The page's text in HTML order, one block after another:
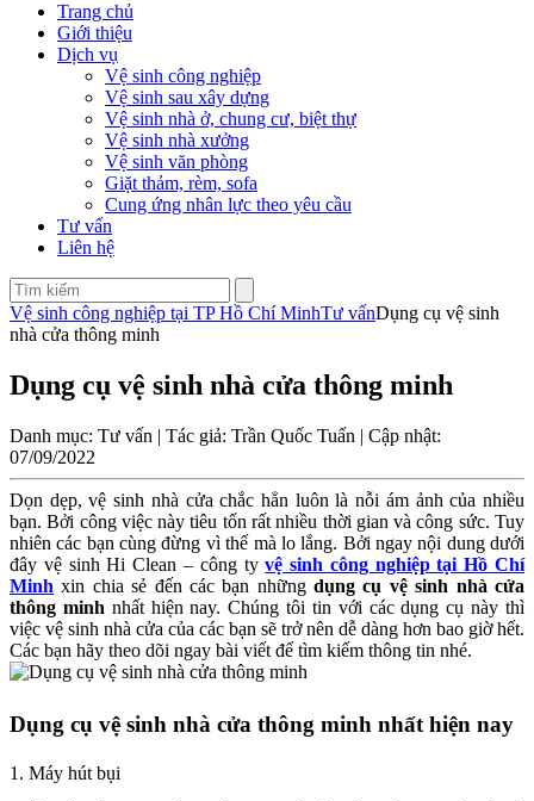
Trang chủ
Giới thiệu
Dịch vụ
Vệ sinh công nghiệp
Vệ sinh sau xây dựng
Vệ sinh nhà ở, chung cư, biệt thự
Vệ sinh nhà xưởng
Vệ sinh văn phòng
Giặt thảm, rèm, sofa
Cung ứng nhân lực theo yêu cầu
Tư vấn
Liên hệ
Vệ sinh công nghiệp tại TP Hồ Chí MinhTư vấnDụng cụ vệ sinh
nhà cửa thông minh
Dụng cụ vệ sinh nhà cửa thông minh
Danh mục: Tư vấn | Tác giả: Trần Quốc Tuấn | Cập nhật:
07/09/2022
Dọn dẹp, vệ sinh nhà cửa chắc hẳn luôn là nỗi ám ảnh của nhiều
bạn. Bởi công việc này tiêu tốn rất nhiều thời gian và công sức. Tuy
nhiên các bạn cùng đừng vì thế mà lo lắng. Bởi ngay nội dung dưới
đây vệ sinh Hi Clean – công tyvệ sinh công nghiệp tại Hồ Chí
Minh xin chia sẻ đến các bạn nhữngdụng cụ vệ sinh nhà cửa
thông minh nhất hiện nay. Chúng tôi tin với các dụng cụ này thì
việc vệ sinh nhà cửa của các bạn sẽ trở nên dễ dàng hơn bao giờ hết.
Các bạn hãy theo dõi ngay bài viết để tìm kiếm thông tin nhé.
Dụng cụ vệ sinh nhà cửa thông minh nhất hiện nay
1. Máy hút bụi